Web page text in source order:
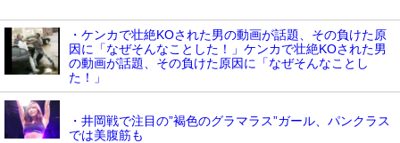
・ケンカで壮絶KOされた男の動画が話題、その負けた原
因に「なぜそんなことした！」ケンカで壮絶KOされた男
の動画が話題、その負けた原因に「なぜそんなことし
た！」
・井岡戦で注目の”褐色のグラマラス”ガール、パンクラス
では美腹筋も